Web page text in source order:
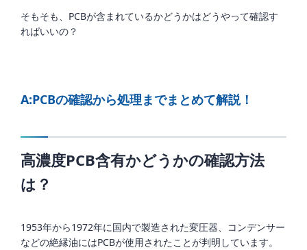
そもそも、PCBが含まれているかどうかはどうやって確認す
ればいいの？
A:PCBの確認から処理までまとめて解説！
高濃度PCB含有かどうかの確認方法
は？
1953年から1972年に国内で製造された変圧器、コンデンサー
などの絶縁油にはPCBが使用されたことが判明しています。